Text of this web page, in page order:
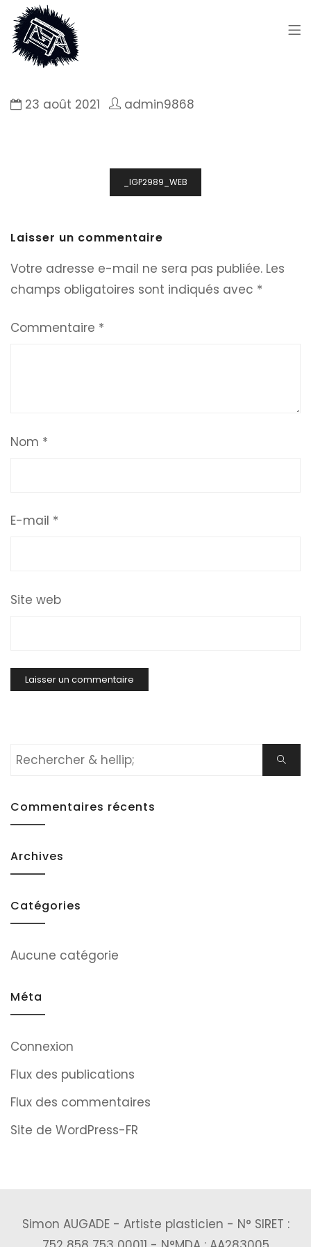
23 août 2021 admin9868
_IGP2989_WEB
Laisser un commentaire
Votre adresse e-mail ne sera pas publiée. Les
champs obligatoires sont indiqués avec *
Commentaire *
Nom *
E-mail *
Site web
Rechercher:
Commentaires récents
Archives
Catégories
Aucune catégorie
Méta
Connexion
Flux des publications
Flux des commentaires
Site de WordPress-FR
Simon AUGADE - Artiste plasticien - N° SIRET :